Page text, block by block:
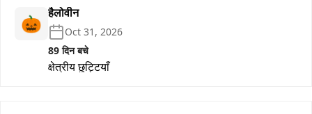
🎃 हैलोवीन
Oct 31, 2026
89 दिन बचे
क्षेत्रीय छुट्टियाँ